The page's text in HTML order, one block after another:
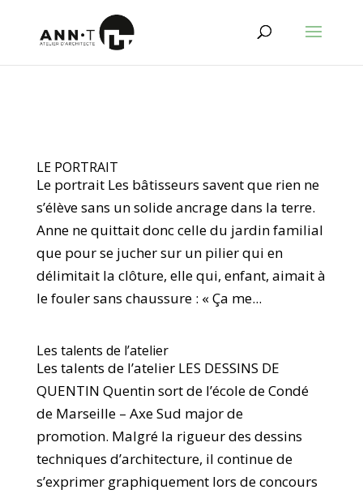
LE PORTRAIT
Le portrait Les bâtisseurs savent que rien ne
s’élève sans un solide ancrage dans la terre.
Anne ne quittait donc celle du jardin familial
que pour se jucher sur un pilier qui en
délimitait la clôture, elle qui, enfant, aimait à
le fouler sans chaussure : « Ça me...
Les talents de l’atelier
Les talents de l’atelier LES DESSINS DE
QUENTIN Quentin sort de l’école de Condé
de Marseille – Axe Sud major de
promotion. Malgré la rigueur des dessins
techniques d’architecture, il continue de
s’exprimer graphiquement lors de concours